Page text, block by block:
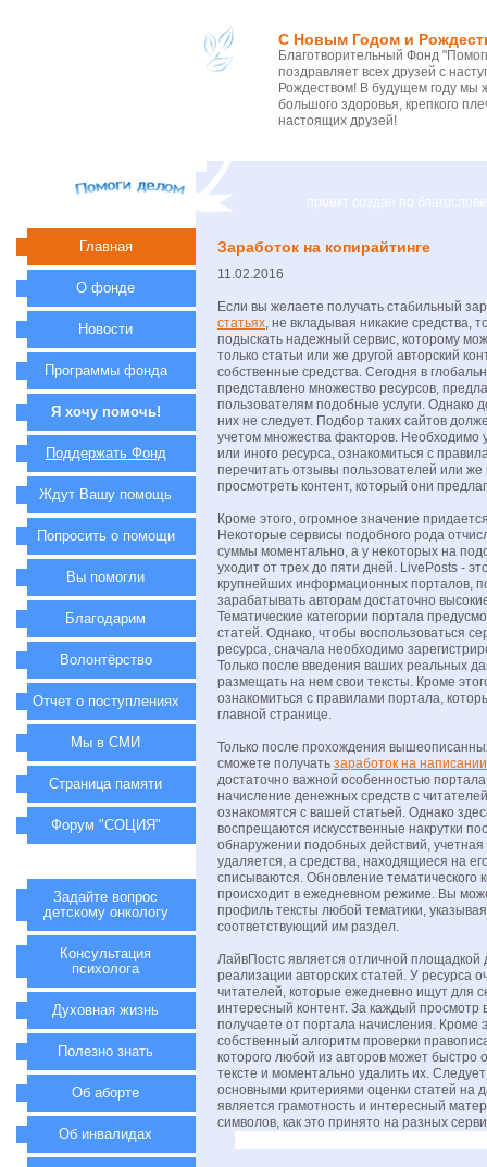
С Новым Годом и
Благотворительный Фонд
поздравляет всех друзей с
Рождеством! В будущем году
большого здоровья, крепкого
настоящих друзей!
проект создан по
Заработок на копирайтинге
11.02.2016
Если вы желаете получать стабильный
статьях, не вкладывая никакие средства,
подыскать надежный сервис, которому
только статьи или же другой авторский
собственные средства. Сегодня в
представлено множество ресурсов,
пользователям подобные услуги. Однако
них не следует. Подбор таких сайтов
учетом множества факторов. Необходимо
или иного ресурса, ознакомиться с
перечитать отзывы пользователей или же
просмотреть контент, который они
Кроме этого, огромное значение
Некоторые сервисы подобного рода
суммы моментально, а у некоторых на
уходит от трех до пяти дней. LivePosts -
крупнейших информационных порталов,
зарабатывать авторам достаточно
Тематические категории портала
статей. Однако, чтобы воспользоваться
ресурса, сначала необходимо
Только после введения ваших реальных
размещать на нем свои тексты. Кроме
ознакомиться с правилами портала,
главной странице.
Только после прохождения
сможете получать заработок на
достаточно важной особенностью
начисление денежных средств с
ознакомятся с вашей статьей. Однако
воспрещаются искусственные накрутки
обнаружении подобных действий, учетная
удаляется, а средства, находящиеся на
списываются. Обновление тематического
происходит в ежедневном режиме. Вы
профиль тексты любой тематики,
соответствующий им раздел.
ЛайвПостс является отличной площадкой
реализации авторских статей. У ресурса
читателей, которые ежедневно ищут для
интересный контент. За каждый просмотр
получаете от портала начисления. Кроме
собственный алгоритм проверки
которого любой из авторов может быстро
тексте и моментально удалить их.
основными критериями оценки статей на
является грамотность и интересный
символов, как это принято на разных
Главная
О фонде
Новости
Программы фонда
Я хочу помочь!
Поддержать Фонд
Ждут Вашу помощь
Попросить о помощи
Вы помогли
Благодарим
Волонтёрство
Отчет о поступлениях
Мы в СМИ
Страница памяти
Форум "СОЦИЯ"
Задайте вопрос
детскому онкологу
Консультация
психолога
Духовная жизнь
Полезно знать
Об аборте
Об инвалидах